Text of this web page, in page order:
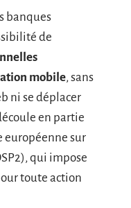
banques
de
mobile, sans
ni se déplacer
en partie
européenne sur
qui impose
toute action